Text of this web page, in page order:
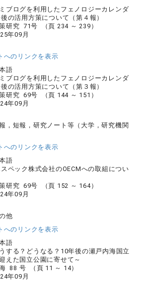
ブログを利用したフェノロジーカレンダ
の活用方策について（第４報）
研究 71号 （頁 234 ～ 239）
年09月
へのリンクを表示
語
ブログを利用したフェノロジーカレンダ
の活用方策について（第３報）
研究 69号 （頁 144 ～ 151）
年09月
，短報，研究ノート等（大学，研究機関
へのリンクを表示
語
スペック株式会社のOECMへの取組につい
研究 69号 （頁 152 ～ 164）
年09月
他
へのリンクを表示
語
する？どうなる？10年後の瀬戸内海国立
えた国立公園に寄せて～
88 号 （頁 11 ～ 14）
年09月